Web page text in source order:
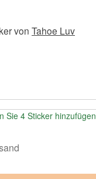
von Tahoe Luv
Sie 4 Sticker hinzufügen